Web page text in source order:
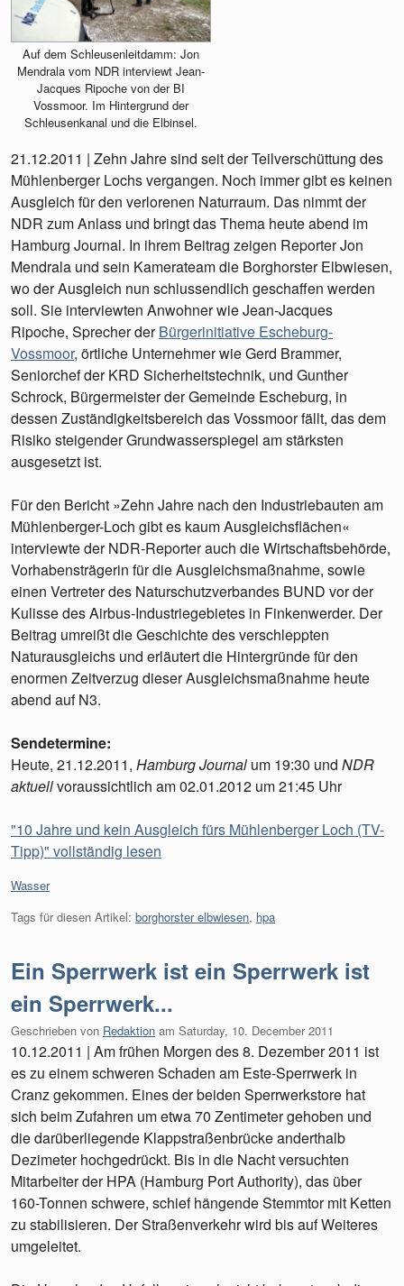
Auf dem Schleusenleitdamm: Jon
Mendrala vom NDR interviewt Jean-
Jacques Ripoche von der BI
Vossmoor. Im Hintergrund der
Schleusenkanal und die Elbinsel.
21.12.2011 | Zehn Jahre sind seit der Teilverschüttung des
Mühlenberger Lochs vergangen. Noch immer gibt es keinen
Ausgleich für den verlorenen Naturraum. Das nimmt der
NDR zum Anlass und bringt das Thema heute abend im
Hamburg Journal. In ihrem Beitrag zeigen Reporter Jon
Mendrala und sein Kamerateam die Borghorster Elbwiesen,
wo der Ausgleich nun schlussendlich geschaffen werden
soll. Sie interviewten Anwohner wie Jean-Jacques
Ripoche, Sprecher derBürgerinitiative Escheburg-
Vossmoor, örtliche Unternehmer wie Gerd Brammer,
Seniorchef der KRD Sicherheitstechnik, und Gunther
Schrock, Bürgermeister der Gemeinde Escheburg, in
dessen Zuständigkeitsbereich das Vossmoor fällt, das dem
Risiko steigender Grundwasserspiegel am stärksten
ausgesetzt ist.
Für den Bericht »Zehn Jahre nach den Industriebauten am
Mühlenberger-Loch gibt es kaum Ausgleichsflächen«
interviewte der NDR-Reporter auch die Wirtschaftsbehörde,
Vorhabensträgerin für die Ausgleichsmaßnahme, sowie
einen Vertreter des Naturschutzverbandes BUND vor der
Kulisse des Airbus-Industriegebietes in Finkenwerder. Der
Beitrag umreißt die Geschichte des verschleppten
Naturausgleichs und erläutert die Hintergründe für den
enormen Zeitverzug dieser Ausgleichsmaßnahme heute
abend auf N3.
Sendetermine:
Heute, 21.12.2011, Hamburg Journal um 19:30 und NDR
aktuellvoraussichtlich am 02.01.2012 um 21:45 Uhr
"10 Jahre und kein Ausgleich fürs Mühlenberger Loch (TV-
Tipp)" vollständig lesen
Kategorien:
Wasser
Tags für diesen Artikel: borghorster elbwiesen, hpa
Ein Sperrwerk ist ein Sperrwerk ist
ein Sperrwerk...
Geschrieben von Redaktion am Saturday, 10. December 2011
10.12.2011 | Am frühen Morgen des 8. Dezember 2011 ist
es zu einem schweren Schaden am Este-Sperrwerk in
Cranz gekommen. Eines der beiden Sperrwerkstore hat
sich beim Zufahren um etwa 70 Zentimeter gehoben und
die darüberliegende Klappstraßenbrücke anderthalb
Dezimeter hochgedrückt. Bis in die Nacht versuchten
Mitarbeiter der HPA (Hamburg Port Authority), das über
160-Tonnen schwere, schief hängende Stemmtor mit Ketten
zu stabilisieren. Der Straßenverkehr wird bis auf Weiteres
umgeleitet.